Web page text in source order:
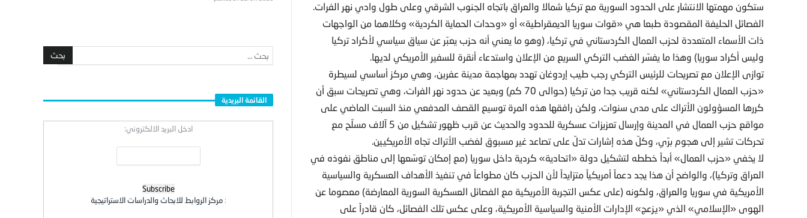
ستكون مهمتها الانتشار على الحدود السورية مع تركيا شمالا والعراق باتجاه الجنوب الشرقي وعلى طول وادي نهر الفرات.
الفصائل الحليفة المقصودة طبعا هي «قوات سوريا الديمقراطية» أو «وحدات الحماية الكردية» وكلاهما من الواجهات
ذات الأسماء المتعددة لحزب العمال الكردستاني في تركيا، (وهو ما يعني أنه حزب يعبّر عن سياق سياسي لأكراد تركيا
وليس أكراد سوريا) وهذا ما يفسّر الغضب التركي السريع من الإعلان واستدعاء أنقرة للسفير الأمريكي لديها.
توازى الإعلان مع تصريحات للرئيس التركي رجب طيب إردوغان تهدد بمهاجمة مدينة عفرين، وهي مركز أساسي لسيطرة
«حزب العمال الكردستاني» لكنه قريب جدا من تركيا (حوالى 70 كم) وبعيد عن حدود نهر الفرات، وهي تصريحات سبق أن
كررها المسؤولون الأتراك على مدى سنوات، ولكن رافقها هذه المرة توسيع القصف المدفعي منذ السبت الماضي على
مواقع حزب العمال في المدينة وإرسال تعزيزات عسكرية للحدود والحديث عن قرب ظهور تشكيل من 5 آلاف مسلّح مع
تحركات تشير إلى هجوم برّي، وكلّ هذه إشارات تدلّ على تصاعد غير مسبوق لغضب الأتراك تجاه الأمريكيين.
لا يخفي «حزب العمال» أبداً خططه لتشكيل دولة «اتحادية» كردية داخل سوريا (مع إمكان توسّعها إلى مناطق نفوذه في
العراق وتركيا)، والواضح أن هذا يجد دعماً أمريكياً متزايداً لأن الحزب كان مطواعاً في تنفيذ الأهداف العسكرية والسياسية
الأمريكية في سوريا والعراق، ولكونه (على عكس التجربة الأمريكية مع الفصائل العسكرية السورية المعارضة) معصوما عن
الهوى «الإسلامي» الذي «يزعج» الإدارات الأمنية والسياسية الأمريكية، وعلى عكس تلك الفصائل، كان قادراً على
القائمة البريدية
ادخل البريد الالكتروني:
:مركز الروابط للابحاث والدراسات الاستراتيجية